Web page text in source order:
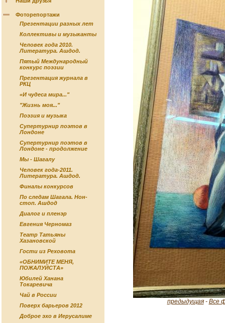
Фоторепортажи
Презентации разных лет
Коллективы и музыканты
Человек года 2010.
Литература. Ашдод.
Пятый Международный
конкурс поэзии
Презентация журнала в
РКЦ
«И чудеса мира..."
"Жизнь моя..."
Поэзия и музыка
Супертурнир поэтов в
Лондоне
Супертурнир поэтов в
Лондоне - продолжение
Мы - Шагалу
Человек года-2011.
Литература. Ашдод.
Финалы конкурсов
По следам Шагала. Нон-
стоп. Ашдод
Диалог и пленэр
Евгения Черномаз
Театр Татьяны
Хазановской
Гости из Реховота
«ОБНИМИТЕ МЕНЯ,
ПОЖАЛУЙСТА»
Юбилей Ханана
Токаревича
Чай в России
Поверх барьеров 2012
Доброе эхо в Иерусалиме
предыдущая- Все